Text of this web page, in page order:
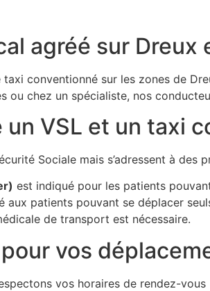
agréé sur Dreux
conventionné sur les zones de
ou chez un spécialiste, nos
VSL et un taxi
Sociale mais s’adressent à des
est indiqué pour les patients
aux patients pouvant se déplacer
de transport est nécessaire.
vos
vos horaires de rendez-vous